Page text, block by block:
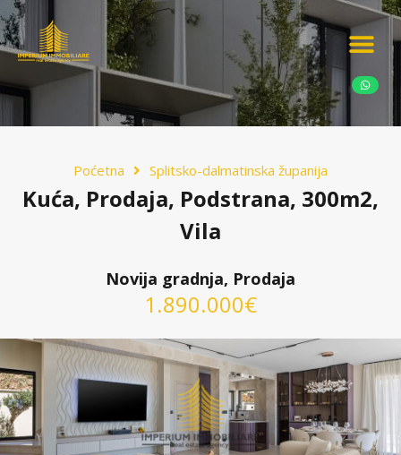
Poćetna Splitsko-dalmatinska županija
Kuća, Prodaja, Podstrana, 300m2,
Vila
Novija gradnja, Prodaja
1.890.000€